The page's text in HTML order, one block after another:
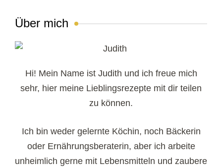
Über mich
Hi! Mein Name ist Judith und ich freue mich
sehr, hier meine Lieblingsrezepte mit dir teilen
zu können.
Ich bin weder gelernte Köchin, noch Bäckerin
oder Ernährungsberaterin, aber ich arbeite
unheimlich gerne mit Lebensmitteln und zaubere